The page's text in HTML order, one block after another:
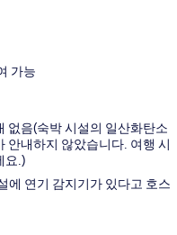
가능
없음(숙박 시설의 일산화탄소
안내하지 않았습니다. 여행 시
요.)
에 연기 감지기가 있다고 호스